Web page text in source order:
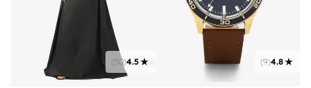
4.8
(
9
)
4.5
(
50
)